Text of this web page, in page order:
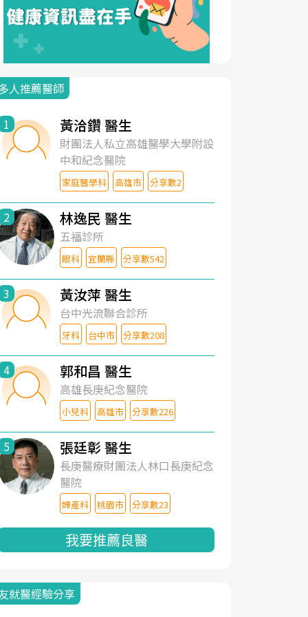
人推薦醫師
1 黃洽鑽 醫生
財團法人私立高雄醫學大學附設
中和紀念醫院
家庭醫學科 高雄市 分享數2
2 林逸民 醫生
五福診所
眼科 宜蘭縣 分享數542
3 黃汝萍 醫生
台中光流聯合診所
牙科 台中市 分享數208
4 郭和昌 醫生
高雄長庚紀念醫院
小兒科 高雄市 分享數226
5 張廷彰 醫生
長庚醫療財團法人林口長庚紀念
醫院
婦產科 桃園市 分享數23
我要推薦良醫
就醫經驗分享